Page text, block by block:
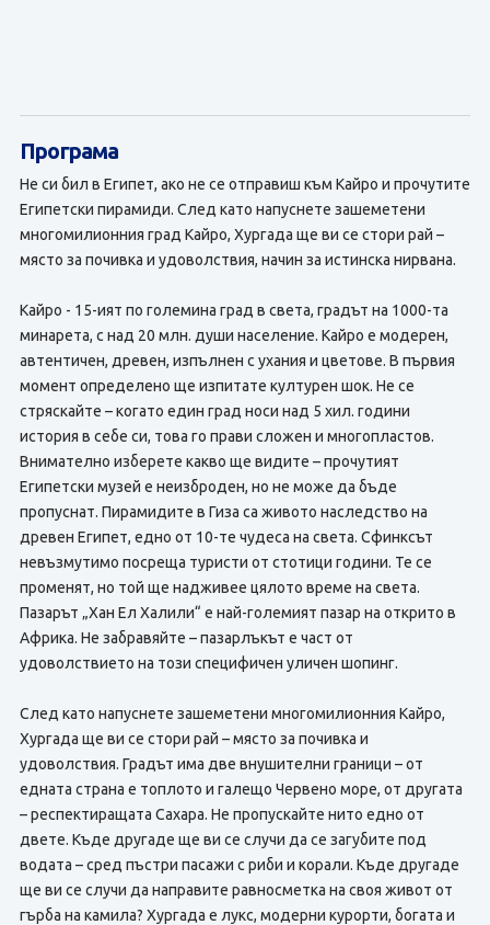
Програма
Не си бил в Египет, ако не се отправиш към Кайро и прочутите
Египетски пирамиди. След като напуснете зашеметени
многомилионния град Кайро, Хургада ще ви се стори рай –
място за почивка и удоволствия, начин за истинска нирвана.
Кайро - 15-ият по големина град в света, градът на 1000-та
минарета, с над 20 млн. души население. Кайро е модерен,
автентичен, древен, изпълнен с ухания и цветове. В първия
момент определено ще изпитате културен шок. Не се
стряскайте – когато един град носи над 5 хил. години
история в себе си, това го прави сложен и многопластов.
Внимателно изберете какво ще видите – прочутият
Египетски музей е неизброден, но не може да бъде
пропуснат. Пирамидите в Гиза са живото наследство на
древен Египет, едно от 10-те чудеса на света. Сфинксът
невъзмутимо посреща туристи от стотици години. Те се
променят, но той ще надживее цялото време на света.
Пазарът „Хан Ел Халили“ е най-големият пазар на открито в
Африка. Не забравяйте – пазарлъкът е част от
удоволствието на този специфичен уличен шопинг.
След като напуснете зашеметени многомилионния Кайро,
Хургада ще ви се стори рай – място за почивка и
удоволствия. Градът има две внушителни граници – от
едната страна е топлото и галещо Червено море, от другата
– респектиращата Сахара. Не пропускайте нито едно от
двете. Къде другаде ще ви се случи да се загубите под
водата – сред пъстри пасажи с риби и корали. Къде другаде
ще ви се случи да направите равносметка на своя живот от
гърба на камила? Хургада е лукс, модерни курорти, богата и